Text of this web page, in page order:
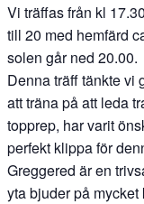
Vi träffas från kl
till 20 med hemfärd
solen går ned 20.00.
Denna träff tänkte vi
att träna på att leda
topprep, har varit
perfekt klippa för
Greggered är en
yta bjuder på